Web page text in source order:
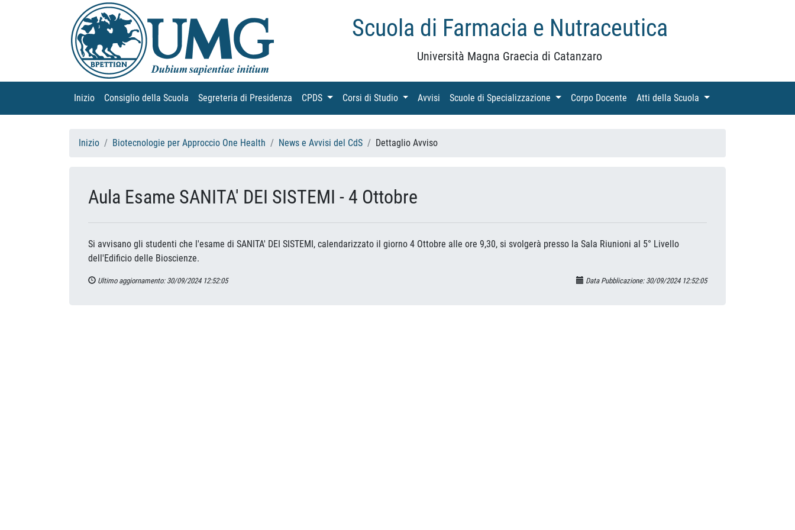
Scuola di Farmacia e Nutraceutica
Università Magna Graecia di Catanzaro
Inizio (current)
Consiglio della Scuola (current)
Segreteria di Presidenza (current)
CPDS (current)Corsi di Studio (current)
Avvisi (current)
Scuole di Specializzazione (current)Corpo Docente (current)
Atti della Scuola (current)
Inizio Biotecnologie per Approccio One Health News e Avvisi del CdS Dettaglio Avviso
Aula Esame SANITA' DEI SISTEMI - 4 Ottobre
Si avvisano gli studenti che l'esame di SANITA' DEI SISTEMI, calendarizzato il giorno 4 Ottobre alle ore 9,30, si svolgerà presso la Sala Riunioni al 5° Livello
dell'Edificio delle Bioscienze.
Ultimo aggiornamento: 30/09/2024 12:52:05 Data Pubblicazione: 30/09/2024 12:52:05